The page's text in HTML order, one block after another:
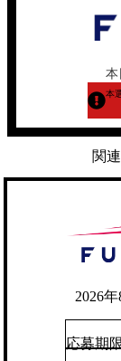
本
本
関
2026
応募期